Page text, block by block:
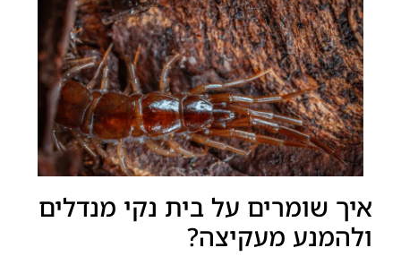
איך שומרים על בית נקי מנדלים
ולהמנע מעקיצה?